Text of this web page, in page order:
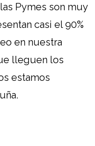
Pymes son muy
casi el 90%
en nuestra
lleguen los
estamos